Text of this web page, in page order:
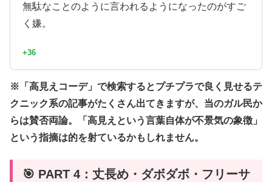
無駄なことのように言われるようになったのがすご
く嫌。
+36
※「高見えコーデ」で検索するとプチプラで良く見せるテ
クニック系の記事がたくさん出てきますが、当のガル民か
らは賛否両論。「高見えという言葉自体が不景気の象徴」
という指摘は的を射ているかもしれません。
🎯 PART 4：丈長め・ダボダボ・フリーサ